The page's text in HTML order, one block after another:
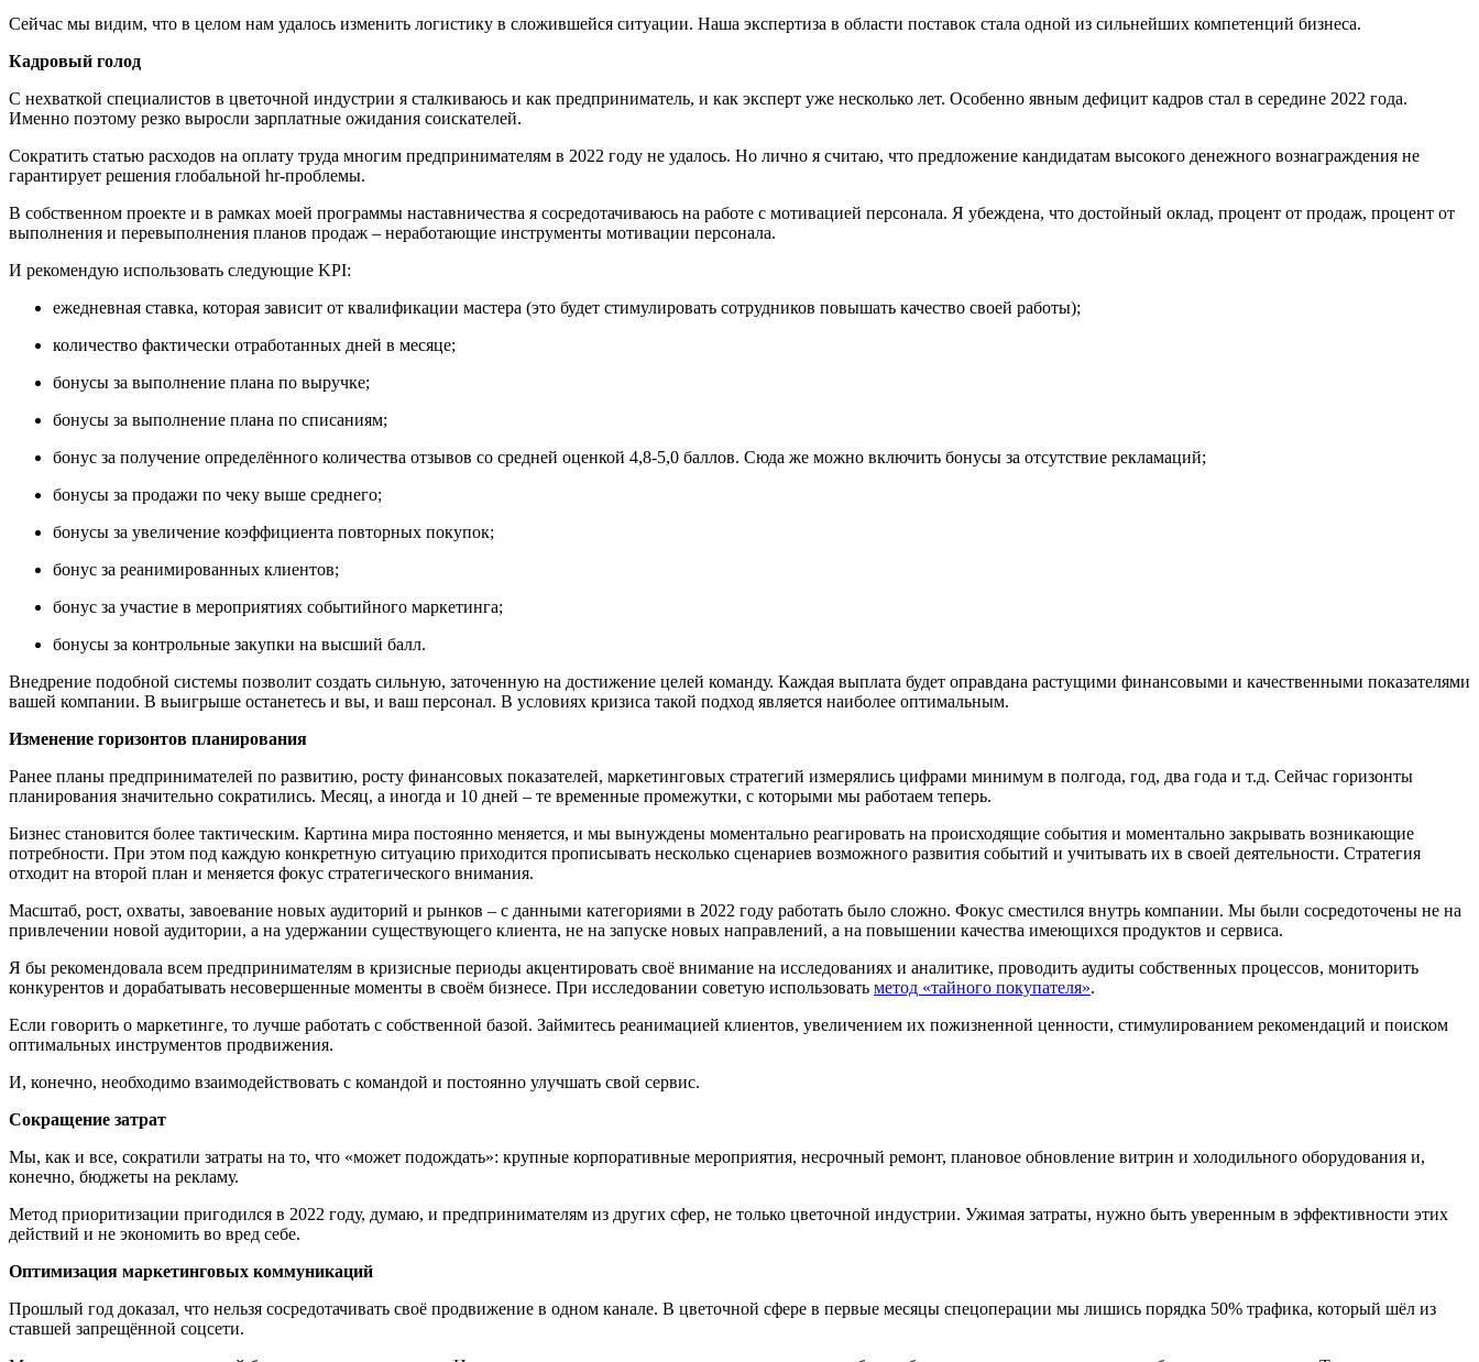
Сейчас мы видим, что в целом нам удалось изменить логистику в сложившейся ситуации. Наша экспертиза в области поставок стала одной из сильнейших компетенций бизнеса.
Кадровый голод
С нехваткой специалистов в цветочной индустрии я сталкиваюсь и как предприниматель, и как эксперт уже несколько лет. Особенно явным дефицит кадров стал в середине 2022 года.
Именно поэтому резко выросли зарплатные ожидания соискателей.
Сократить статью расходов на оплату труда многим предпринимателям в 2022 году не удалось. Но лично я считаю, что предложение кандидатам высокого денежного вознаграждения не
гарантирует решения глобальной hr-проблемы.
В собственном проекте и в рамках моей программы наставничества я сосредотачиваюсь на работе с мотивацией персонала. Я убеждена, что достойный оклад, процент от продаж, процент от
выполнения и перевыполнения планов продаж – неработающие инструменты мотивации персонала.
И рекомендую использовать следующие KPI:
ежедневная ставка, которая зависит от квалификации мастера (это будет стимулировать сотрудников повышать качество своей работы);
количество фактически отработанных дней в месяце;
бонусы за выполнение плана по выручке;
бонусы за выполнение плана по списаниям;
бонус за получение определённого количества отзывов со средней оценкой 4,8-5,0 баллов. Сюда же можно включить бонусы за отсутствие рекламаций;
бонусы за продажи по чеку выше среднего;
бонусы за увеличение коэффициента повторных покупок;
бонус за реанимированных клиентов;
бонус за участие в мероприятиях событийного маркетинга;
бонусы за контрольные закупки на высший балл.
Внедрение подобной системы позволит создать сильную, заточенную на достижение целей команду. Каждая выплата будет оправдана растущими финансовыми и качественными показателями
вашей компании. В выигрыше останетесь и вы, и ваш персонал. В условиях кризиса такой подход является наиболее оптимальным.
Изменение горизонтов планирования
Ранее планы предпринимателей по развитию, росту финансовых показателей, маркетинговых стратегий измерялись цифрами минимум в полгода, год, два года и т.д. Сейчас горизонты
планирования значительно сократились. Месяц, а иногда и 10 дней – те временные промежутки, с которыми мы работаем теперь.
Бизнес становится более тактическим. Картина мира постоянно меняется, и мы вынуждены моментально реагировать на происходящие события и моментально закрывать возникающие
потребности. При этом под каждую конкретную ситуацию приходится прописывать несколько сценариев возможного развития событий и учитывать их в своей деятельности. Стратегия
отходит на второй план и меняется фокус стратегического внимания.
Масштаб, рост, охваты, завоевание новых аудиторий и рынков – с данными категориями в 2022 году работать было сложно. Фокус сместился внутрь компании. Мы были сосредоточены не на
привлечении новой аудитории, а на удержании существующего клиента, не на запуске новых направлений, а на повышении качества имеющихся продуктов и сервиса.
Я бы рекомендовала всем предпринимателям в кризисные периоды акцентировать своё внимание на исследованиях и аналитике, проводить аудиты собственных процессов, мониторить
конкурентов и дорабатывать несовершенные моменты в своём бизнесе. При исследовании советую использовать метод «тайного покупателя».
Если говорить о маркетинге, то лучше работать с собственной базой. Займитесь реанимацией клиентов, увеличением их пожизненной ценности, стимулированием рекомендаций и поиском
оптимальных инструментов продвижения.
И, конечно, необходимо взаимодействовать с командой и постоянно улучшать свой сервис.
Сокращение затрат
Мы, как и все, сократили затраты на то, что «может подождать»: крупные корпоративные мероприятия, несрочный ремонт, плановое обновление витрин и холодильного оборудования и,
конечно, бюджеты на рекламу.
Метод приоритизации пригодился в 2022 году, думаю, и предпринимателям из других сфер, не только цветочной индустрии. Ужимая затраты, нужно быть уверенным в эффективности этих
действий и не экономить во вред себе.
Оптимизация маркетинговых коммуникаций
Прошлый год доказал, что нельзя сосредотачивать своё продвижение в одном канале. В цветочной сфере в первые месяцы спецоперации мы лишись порядка 50% трафика, который шёл из
ставшей запрещённой соцсети.